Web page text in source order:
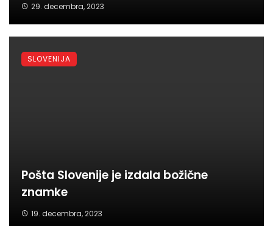
29. decembra, 2023
Pošta Slovenije je izdala božične
znamke
19. decembra, 2023
SLOVENIJA